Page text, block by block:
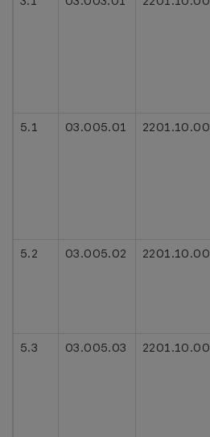
5.1
03.005.01 2201.10.00
5.2
03.005.02 2201.10.00
5.3
03.005.03 2201.10.00